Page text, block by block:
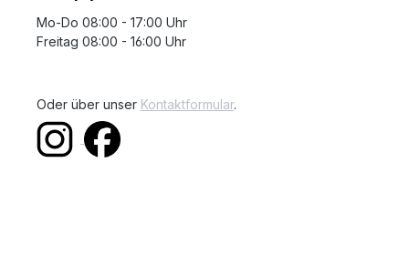
Mo-Do 08:00 - 17:00 Uhr
Freitag 08:00 - 16:00 Uhr
Oder über unser Kontaktformular.